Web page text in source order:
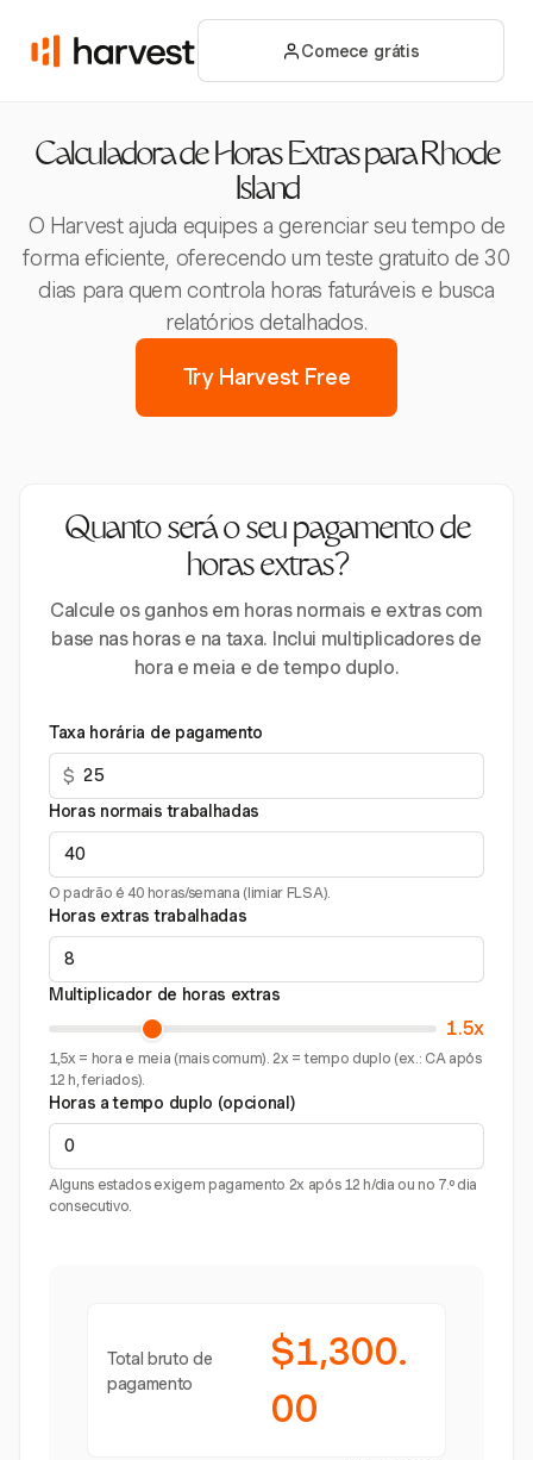
Comece grátis
Calculadora de Horas Extras para Rhode
Island
O Harvest ajuda equipes a gerenciar seu tempo de
forma eficiente, oferecendo um teste gratuito de 30
dias para quem controla horas faturáveis e busca
relatórios detalhados.
Try Harvest Free
Quanto será o seu pagamento de
horas extras?
Calcule os ganhos em horas normais e extras com
base nas horas e na taxa. Inclui multiplicadores de
hora e meia e de tempo duplo.
Taxa horária de pagamento
$
Horas normais trabalhadas
O padrão é 40 horas/semana (limiar FLSA).
Horas extras trabalhadas
Multiplicador de horas extras
1.5x
1,5x = hora e meia (mais comum). 2x = tempo duplo (ex.: CA após
12 h, feriados).
Horas a tempo duplo (opcional)
Alguns estados exigem pagamento 2x após 12 h/dia ou no 7.º dia
consecutivo.
Total bruto de
pagamento
$1,300.
00